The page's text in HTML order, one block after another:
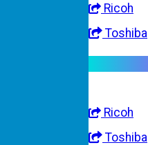
Ricoh
Toshiba
Ricoh
Toshiba